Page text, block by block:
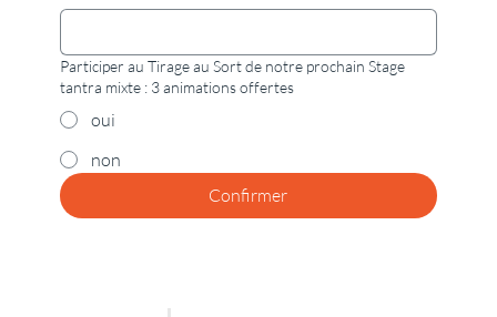
Participer au Tirage au Sort de notre prochain Stage
tantra mixte : 3 animations offertes
oui
non
Confirmer